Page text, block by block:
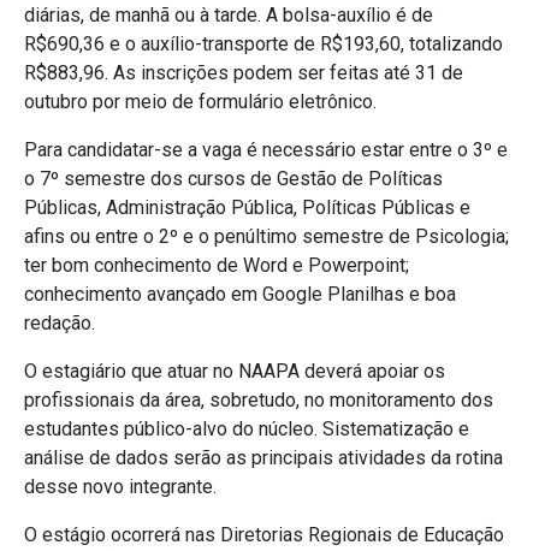
diárias, de manhã ou à tarde. A bolsa-auxílio é de
R$690,36 e o auxílio-transporte de R$193,60, totalizando
R$883,96. As inscrições podem ser feitas até 31 de
outubro por meio de formulário eletrônico.
Para candidatar-se a vaga é necessário estar entre o 3º e
o 7º semestre dos cursos de Gestão de Políticas
Públicas, Administração Pública, Políticas Públicas e
afins ou entre o 2º e o penúltimo semestre de Psicologia;
ter bom conhecimento de Word e Powerpoint;
conhecimento avançado em Google Planilhas e boa
redação.
O estagiário que atuar no NAAPA deverá apoiar os
profissionais da área, sobretudo, no monitoramento dos
estudantes público-alvo do núcleo. Sistematização e
análise de dados serão as principais atividades da rotina
desse novo integrante.
O estágio ocorrerá nas Diretorias Regionais de Educação